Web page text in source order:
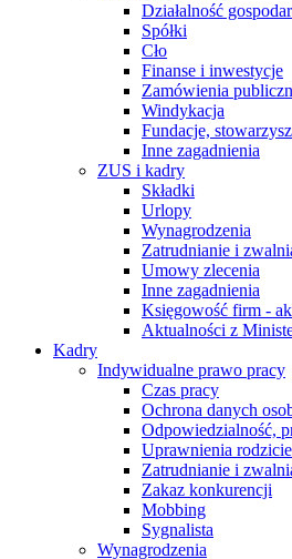
Działalność
Spółki
Cło
Finanse i inwestycje
Zamówienia
Windykacja
Fundacje,
Inne zagadnienia
ZUS i kadry
Składki
Urlopy
Wynagrodzenia
Zatrudnianie i
Umowy zlecenia
Inne zagadnienia
Księgowość firm -
Aktualności z
Kadry
Indywidualne prawo pracy
Czas pracy
Ochrona danych
Odpowiedzialność,
Uprawnienia
Zatrudnianie i
Zakaz konkurencji
Mobbing
Sygnalista
Wynagrodzenia